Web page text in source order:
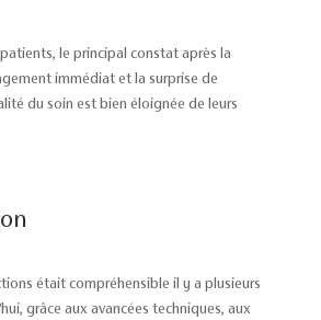
le principal constat après la
immédiat et la surprise de
du soin est bien éloignée de leurs
était compréhensible il y a plusieurs
grâce aux avancées techniques, aux